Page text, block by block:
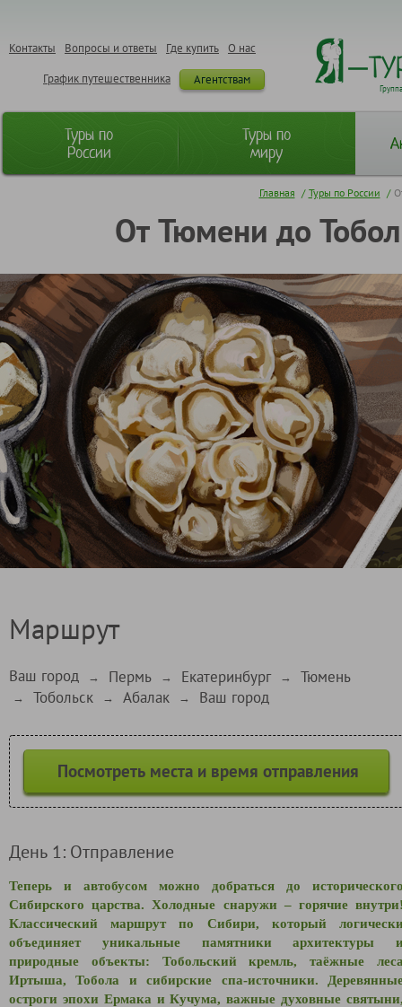
О нас
Где купить
Вопросы и ответы
Контакты
Агентствам
График путешественника
Туры по
России
Туры по
миру
Главная / Туры по России /
От Тюмени до
Маршрут
Ваш город → Пермь → Екатеринбург → Тюмень
→ Тобольск → Абалак → Ваш город
Посмотреть места и время отправления
День 1: Отправление
Теперь и автобусом можно добраться до
Сибирского царства. Холодные снаружи – горячие
Классический маршрут по Сибири, который
объединяет уникальные памятники архитектуры
природные объекты: Тобольский кремль, таёжные
Иртыша, Тобола и сибирские спа-источники.
остроги эпохи Ермака и Кучума, важные духовные